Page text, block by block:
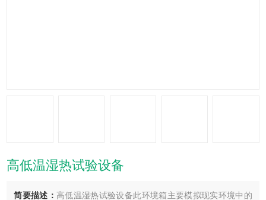
高低温湿热试验设备
简要描述： 高低温湿热试验设备此环境箱主要模拟现实环境中的